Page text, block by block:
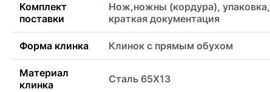
Комплект
поставки
Нож,ножны (кордура), упаковка,
краткая документация
Форма клинка Клинок с прямым обухом
Материал
клинка
Сталь 65Х13